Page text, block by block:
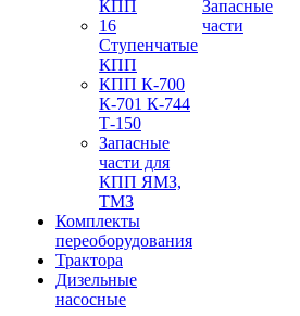
КПП
16
Ступенчатые
КПП
КПП К-700
К-701 К-744
Т-150
Запасные
части для
КПП ЯМЗ,
ТМЗ
Комплекты
переоборудования
Трактора
Дизельные
насосные
Запасные
части